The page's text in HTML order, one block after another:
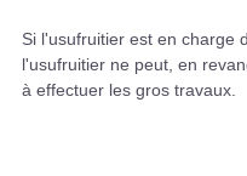
Si l'usufruitier est en charge
l'usufruitier ne peut, en
à effectuer les gros travaux.